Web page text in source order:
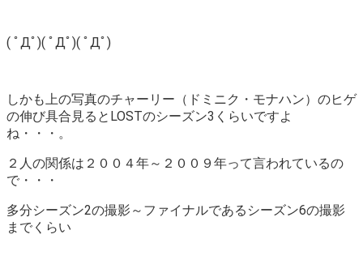
( ﾟДﾟ)( ﾟДﾟ)( ﾟДﾟ)
しかも上の写真のチャーリー（ドミニク・モナハン）のヒゲ
の伸び具合見るとLOSTのシーズン3くらいですよ
ね・・・。
２人の関係は２００４年～２００９年って言われているの
で・・・
多分シーズン2の撮影～ファイナルであるシーズン6の撮影
までくらい